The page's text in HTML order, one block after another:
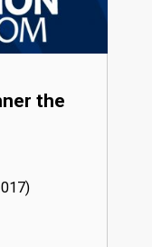
the
17)